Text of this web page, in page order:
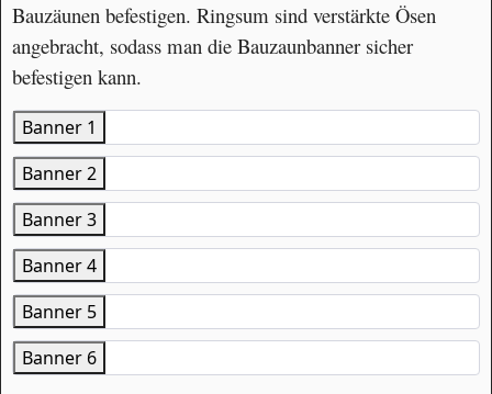
Bauzäunen befestigen. Ringsum sind verstärkte Ösen
angebracht, sodass man die Bauzaunbanner sicher
befestigen kann.
Banner 1
Banner 2
Banner 3
Banner 4
Banner 5
Banner 6